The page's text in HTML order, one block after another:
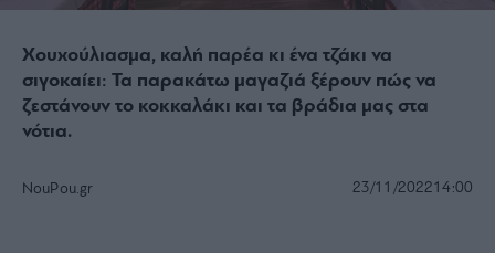
Χουχούλιασμα, καλή παρέα κι ένα τζάκι να
σιγοκαίει: Τα παρακάτω μαγαζιά ξέρουν πώς να
ζεστάνουν το κοκκαλάκι και τα βράδια μας στα
νότια.
NouPou.gr 23/11/202214:00